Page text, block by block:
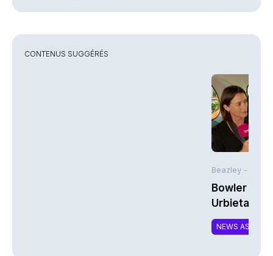
CONTENUS SUGGÉRÉS
Beazley -
Bowler
Urbieta |
NEWS